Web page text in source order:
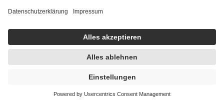
getroffen, um sicherzustellen, dass es sich um echte Bewertungen
https://help.etrusted.com/hc/de/articles/4419944605341
Einige Bilder und Inhalte wurden unter Zuhilfenahme künstlicher